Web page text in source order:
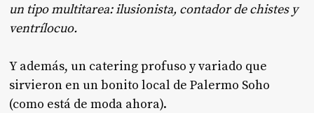
un tipo multitarea: ilusionista, contador de chistes y
ventrílocuo.
Y además, un catering profuso y variado que
sirvieron en un bonito local de Palermo Soho
(como está de moda ahora).